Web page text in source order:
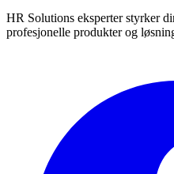
HR Solutions eksperter styrker
profesjonelle produkter og